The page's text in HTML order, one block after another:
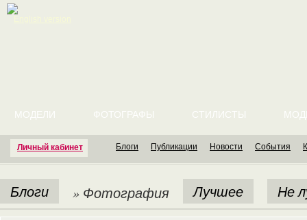
Личный кабинет
МОДЕЛИ ФОТОГРАФЫ СТИЛИСТЫ
Блоги Публикации Новости События
Блоги » Фотография Лучшее Не